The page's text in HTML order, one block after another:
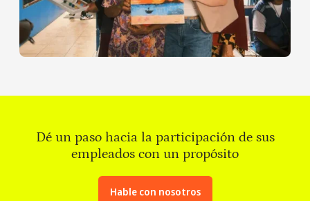
Dé un paso hacia la participación de sus
empleados con un propósito
Hable con nosotros